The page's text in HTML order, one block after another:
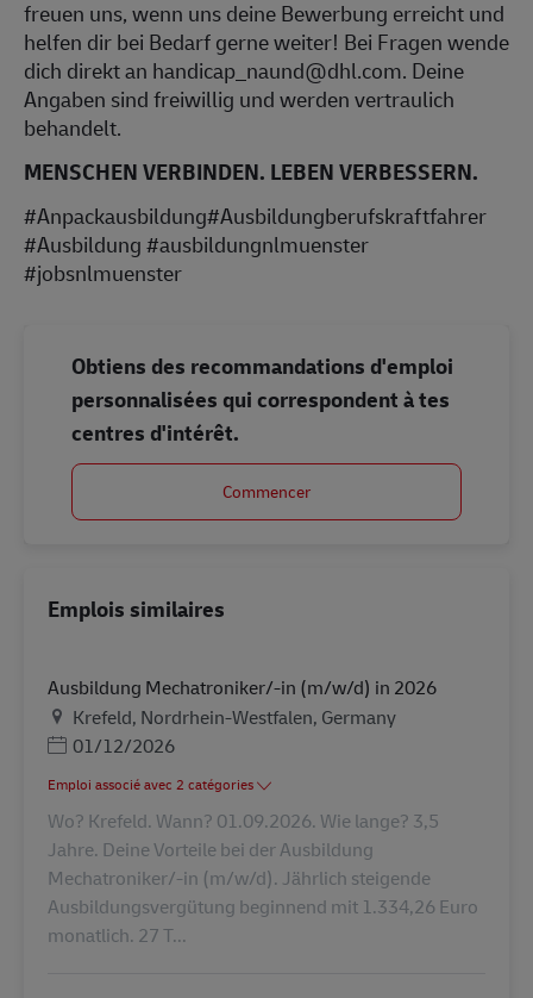
freuen uns, wenn uns deine Bewerbung erreicht und
helfen dir bei Bedarf gerne weiter! Bei Fragen wende
dich direkt an handicap_naund@dhl.com. Deine
Angaben sind freiwillig und werden vertraulich
behandelt.
MENSCHEN VERBINDEN. LEBEN VERBESSERN.
#Anpackausbildung#Ausbildungberufskraftfahrer
#Ausbildung #ausbildungnlmuenster
#jobsnlmuenster
Obtiens des recommandations d'emploi
personnalisées qui correspondent à tes
centres d'intérêt.
Commencer
Emplois similaires
Ausbildung Mechatroniker/-in (m/w/d) in 2026
LieuKrefeld, Nordrhein-Westfalen, Germany
Posted Date
01/12/2026
Emploi associé avec 2 catégories
Wo? Krefeld. Wann? 01.09.2026. Wie lange? 3,5
Jahre. Deine Vorteile bei der Ausbildung
Mechatroniker/-in (m/w/d). Jährlich steigende
Ausbildungsvergütung beginnend mit 1.334,26 Euro
monatlich. 27 T...